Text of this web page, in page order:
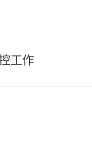
工作